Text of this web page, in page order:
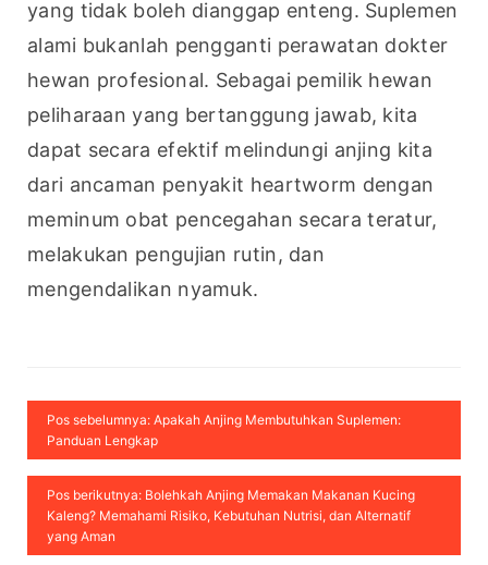
yang tidak boleh dianggap enteng. Suplemen
alami bukanlah pengganti perawatan dokter
hewan profesional. Sebagai pemilik hewan
peliharaan yang bertanggung jawab, kita
dapat secara efektif melindungi anjing kita
dari ancaman penyakit heartworm dengan
meminum obat pencegahan secara teratur,
melakukan pengujian rutin, dan
mengendalikan nyamuk.
Pos sebelumnya: Apakah Anjing Membutuhkan Suplemen:
Panduan Lengkap
Pos berikutnya: Bolehkah Anjing Memakan Makanan Kucing
Kaleng? Memahami Risiko, Kebutuhan Nutrisi, dan Alternatif
yang Aman